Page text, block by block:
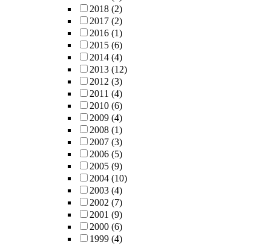
2018 (2)
2017 (2)
2016 (1)
2015 (6)
2014 (4)
2013 (12)
2012 (3)
2011 (4)
2010 (6)
2009 (4)
2008 (1)
2007 (3)
2006 (5)
2005 (9)
2004 (10)
2003 (4)
2002 (7)
2001 (9)
2000 (6)
1999 (4)